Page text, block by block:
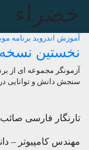
خضراء
آموزش اندروید برنامه
نخستین
آزمونگر مجموعه ای از
سنجش دانش و توانایی
تارنگار فارسی صائب
مهندس کامپیوتر –